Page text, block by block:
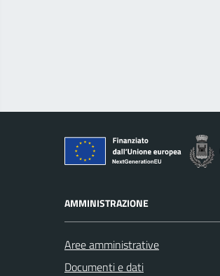
AMMINISTRAZIONE
Aree amministrative
Documenti e dati